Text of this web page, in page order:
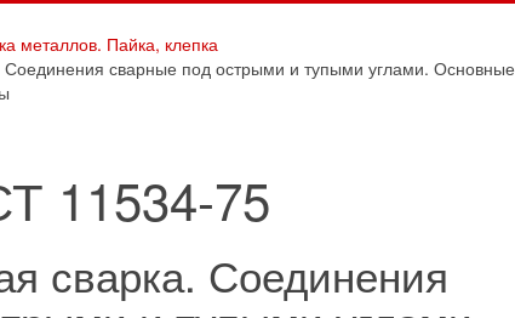
металлов. Пайка, клепка
сварные под острыми и тупыми углами. Основные
11534-75
сварка. Соединения